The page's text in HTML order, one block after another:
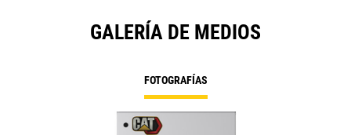
GALERÍA DE MEDIOS
FOTOGRAFÍAS